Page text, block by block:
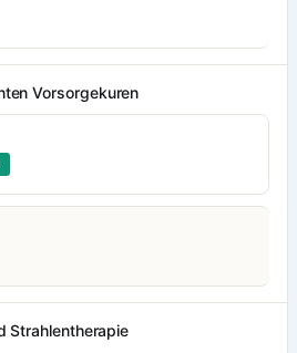
Vorsorgekuren
Strahlentherapie